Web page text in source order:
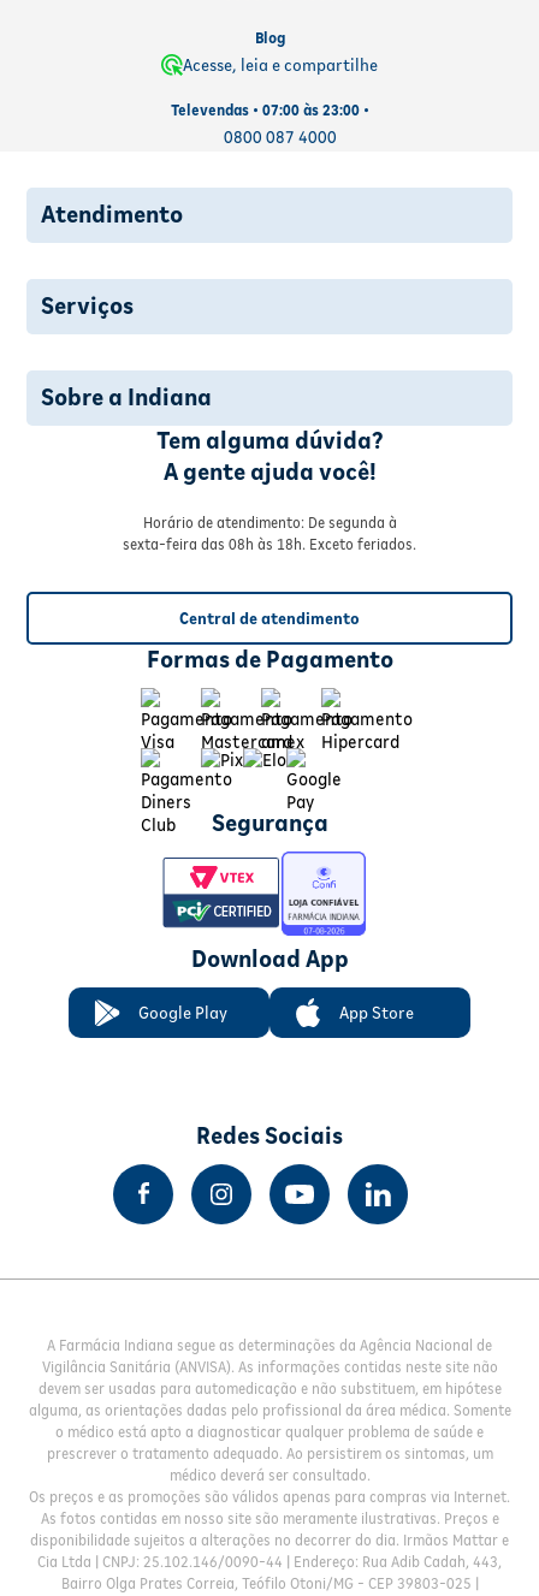
Blog
Acesse, leia e compartilhe
Televendas • 07:00 às 23:00 •
0800 087 4000
Atendimento
Serviços
Sobre a Indiana
Tem alguma dúvida?
A gente ajuda você!
Horário de atendimento: De segunda à
sexta-feira das 08h às 18h. Exceto feriados.
Central de atendimento
Formas de Pagamento
Segurança
Download App
Google Play App Store
Redes Sociais
A Farmácia Indiana segue as determinações da Agência Nacional de
Vigilância Sanitária (ANVISA). As informações contidas neste site não
devem ser usadas para automedicação e não substituem, em hipótese
alguma, as orientações dadas pelo profissional da área médica. Somente
o médico está apto a diagnosticar qualquer problema de saúde e
prescrever o tratamento adequado. Ao persistirem os sintomas, um
médico deverá ser consultado.
Os preços e as promoções são válidos apenas para compras via Internet.
As fotos contidas em nosso site são meramente ilustrativas. Preços e
disponibilidade sujeitos a alterações no decorrer do dia. Irmãos Mattar e
Cia Ltda | CNPJ: 25.102.146/0090-44 | Endereço: Rua Adib Cadah, 443,
Bairro Olga Prates Correia, Teófilo Otoni/MG - CEP 39803-025 |